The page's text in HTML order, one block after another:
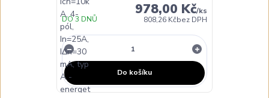
978,00 Kč/ks
808,26 Kčbez DPH
DO 3 DNŮ
Do košíku